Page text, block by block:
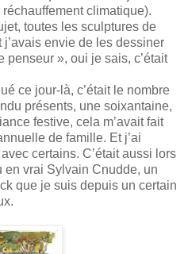
climatique).
toutes les sculptures de
envie de les dessiner
penseur », oui je sais, c’était
ce jour-là, c’était le nombre
présents, une soixantaine,
festive, cela m’avait fait
de famille. Et j’ai
certains. C’était aussi lors
en vrai Sylvain Cnudde, un
que je suis depuis un certain